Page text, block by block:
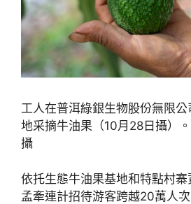
工人在普洱綠銀生物股份無限
地采摘牛油果（10月28日攝）
攝
依托生態牛油果基地和特點村
孟牽連計招待游客跨越20萬人